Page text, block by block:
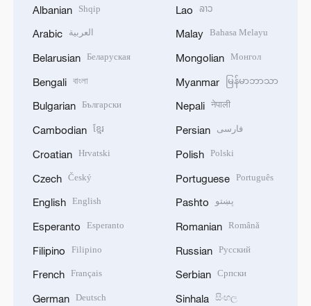
Albanian Shqip
Arabic العربية
Belarusian Беларуская
Bengali বাংলা
Bulgarian Български
Cambodian ខ្មែរ
Croatian Hrvatski
Czech Český
English English
Esperanto Esperanto
Filipino Filipino
French Français
German Deutsch
Lao ລາວ
Malay Bahasa Melayu
Mongolian Монгол
Myanmar မြန်မာဘာသာ
Nepali नेपाली
Persian فارسی
Polish Polski
Portuguese Português
Pashto پښتو
Romanian Română
Russian Русский
Serbian Српски
Sinhala සිංහල